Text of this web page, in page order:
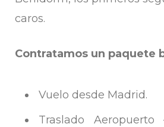
caros.
Contratamos un paquete
Vuelo desde Madrid.
Traslado